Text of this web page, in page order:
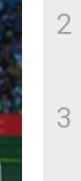
2
3